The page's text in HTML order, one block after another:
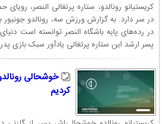
کریستیانو رونالدو، ستاره پرتغالی النصر،
در سر دارد. به گزارش ورزش سه، رونالدو
در رده‌های پایه باشگاه النصر توانسته است
پسر ارشد این ستاره پرتغالی یادآور سبک بازی
خوشحالی
کردیم